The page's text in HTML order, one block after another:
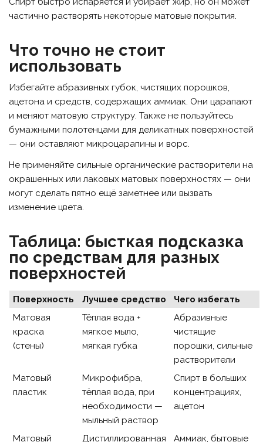
частично растворять некоторые матовые покрытия.
Что точно не стоит
использовать
Избегайте абразивных губок, чистящих порошков,
ацетона и средств, содержащих аммиак. Они царапают
и меняют матовую структуру. Также не пользуйтесь
бумажными полотенцами для деликатных поверхностей
— они оставляют микроцарапины и ворс.
Не применяйте сильные органические растворители на
окрашенных или лаковых матовых поверхностях — они
могут сделать пятно ещё заметнее или вызвать
изменение цвета.
Таблица: бысткая подсказка
по средствам для разных
поверхностей
Поверхность Лучшее средство
Чего избегать
Матовая
краска
(стены)
Тёплая вода +
мягкое мыло,
мягкая губка
Абразивные
чистящие
порошки, сильные
растворители
Матовый
пластик
Микрофибра,
тёплая вода, при
необходимости —
мыльный раствор
Спирт в больших
концентрациях,
ацетон
Матовый Дистиллированная Аммиак, бытовые